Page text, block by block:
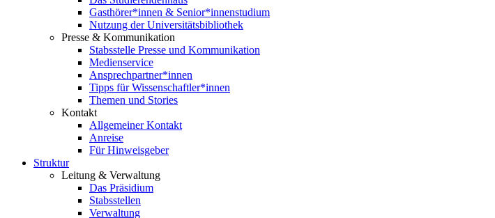
Gasthörer*innen & Senior*innenstudium
Nutzung der Universitätsbibliothek
Presse & Kommunikation
Stabsstelle Presse und Kommunikation
Medienservice
Ansprechpartner*innen
Tipps für Wissenschaftler*innen
Themen und Stories
Kontakt
Allgemeiner Kontakt
Anreise
Für Hinweisgeber
Struktur
Leitung & Verwaltung
Das Präsidium
Stabsstellen
Verwaltung